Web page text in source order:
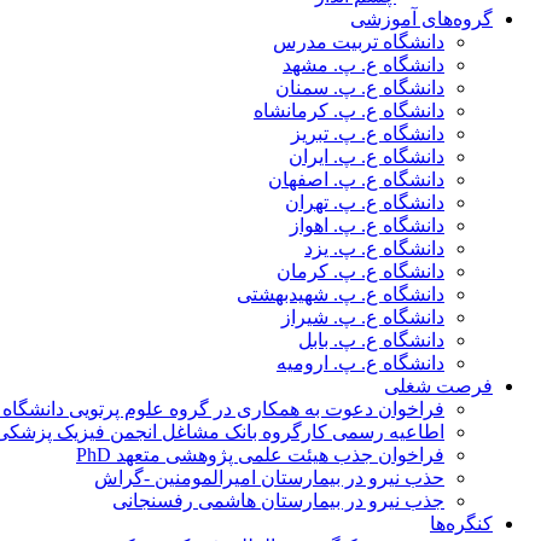
گروه‌های آموزشی
دانشگاه تربیت مدرس
دانشگاه ع. پ. مشهد
دانشگاه ع. پ. سمنان
دانشگاه ع. پ. کرمانشاه
دانشگاه ع. پ. تبریز
دانشگاه ع. پ. ایران
دانشگاه ع. پ. اصفهان
دانشگاه ع. پ. تهران
دانشگاه ع. پ. اهواز
دانشگاه ع. پ. یزد
دانشگاه ع. پ. کرمان
دانشگاه ع. پ. شهید‌بهشتی
دانشگاه ع. پ. شیراز
دانشگاه ع. پ. بابل
دانشگاه ع. پ. ارومیه
فرصت شغلی
فراخوان دعوت به همکاری در گروه علوم پرتویی دانشگاه
اطاعیه رسمی کارگروه بانک مشاغل انجمن فیزیک
فراخوان جذب هیئت علمی پژوهشی متعهد PhD
حذب نیرو در بیمارستان امیرالمومنین -گراش
جذب نیرو در بیمارستان هاشمی رفسنجانی
کنگره‌ها